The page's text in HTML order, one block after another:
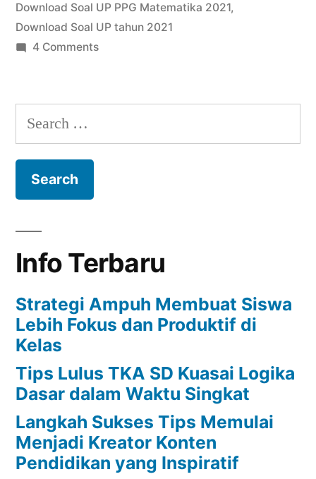
Download Soal UP PPG Matematika 2021,
Download Soal UP tahun 2021
4 Commentson
Soal
UKMPPG
Search
for:
Info Terbaru
Strategi Ampuh Membuat Siswa
Lebih Fokus dan Produktif di
Kelas
Tips Lulus TKA SD Kuasai Logika
Dasar dalam Waktu Singkat
Langkah Sukses Tips Memulai
Menjadi Kreator Konten
Pendidikan yang Inspiratif